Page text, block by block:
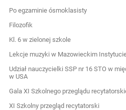
Po egzaminie ósmoklasisty
Filozofik
Kl. 6 w zielonej szkole
Lekcje muzyki w Mazowieckim
Udział nauczycielki SSP nr 16 STO w
w USA
Gala XI Szkolnego przeglądu
XI Szkolny przegląd recytatorski